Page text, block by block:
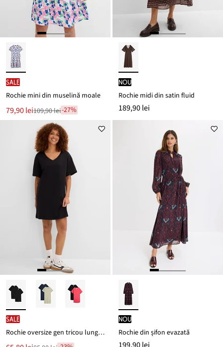
SALE
Rochie mini din muselină moale
Noul
preț
79,90 lei
Reducere
109,90 lei
109,90 lei-27%
nou
Rochie midi din satin fluid
189,90 lei
SALE
Rochie oversize gen tricou lung din bumbac 100% (set/2 buc.)
nou
Rochie din șifon evazată